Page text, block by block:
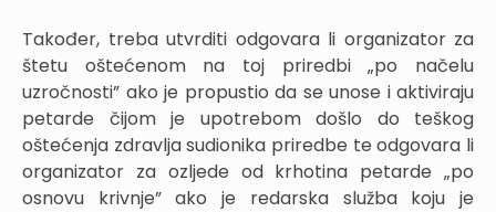
Također, treba utvrditi odgovara li organizator za
štetu oštećenom na toj priredbi „po načelu
uzročnosti” ako je propustio da se unose i aktiviraju
petarde čijom je upotrebom došlo do teškog
oštećenja zdravlja sudionika priredbe te odgovara li
organizator za ozljede od krhotina petarde „po
osnovu krivnje” ako je redarska služba koju je